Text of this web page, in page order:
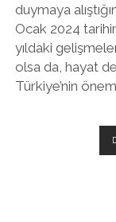
duymaya
Ocak 2024
yıldaki
olsa da, hayat
Türkiye’nin